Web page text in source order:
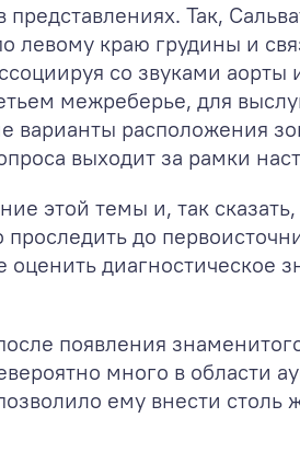
Так,
левому краю грудины и
со звуками аорты
межреберье, для
варианты расположения
выходит за рамки
этой темы и, так
до
диагностическое
появления
много в области
ему внести